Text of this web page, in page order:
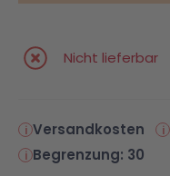
Nicht lieferbar
Versandkosten
Begrenzung: 30